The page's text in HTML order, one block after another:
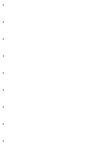
·
·
·
·
·
·
·
·
·